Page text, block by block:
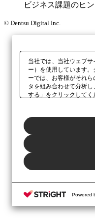
ビジネス課題のヒ
© Dentsu Digital Inc.
当社では、当社ウェブ
ー）を使用しています
ーでは、お客様がそれ
タを組み合わせて分析
する」をクリックして
Powered